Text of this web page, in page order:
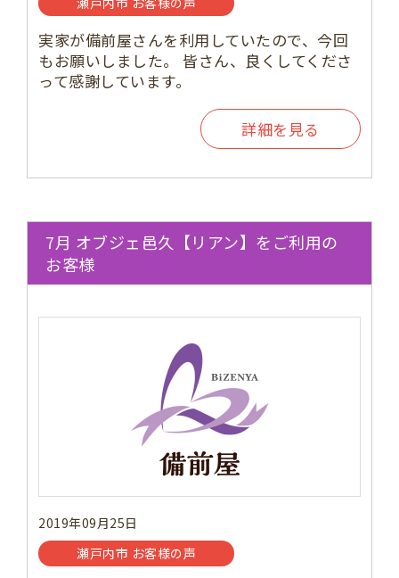
実家が備前屋さんを利用していたので、今回
もお願いしました。 皆さん、良くしてくださ
って感謝しています。
詳細を見る
7月 オブジェ邑久【リアン】をご利用の
お客様
2019年09月25日
瀬戸内市 お客様の声